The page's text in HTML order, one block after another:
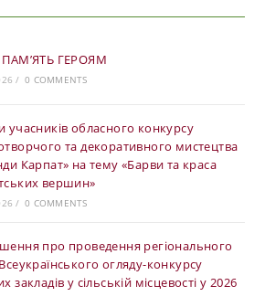
ПАМ’ЯТЬ ГЕРОЯМ
/ 0 COMMENTS
учасників обласного конкурсу
та декоративного мистецтва
Карпат» на тему «Барви та краса
вершин»
/ 0 COMMENTS
про проведення регіонального
огляду-конкурсу
закладів у сільській місцевості у 2026